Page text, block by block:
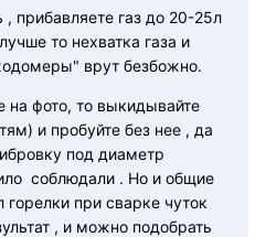
, прибавляете газ до 20-25л
то нехватка газа и
врут безбожно.
на фото, то выкидывайте
и пробуйте без нее , да
под диаметр
соблюдали . Но и общие
горелки при сварке чуток
, и можно подобрать